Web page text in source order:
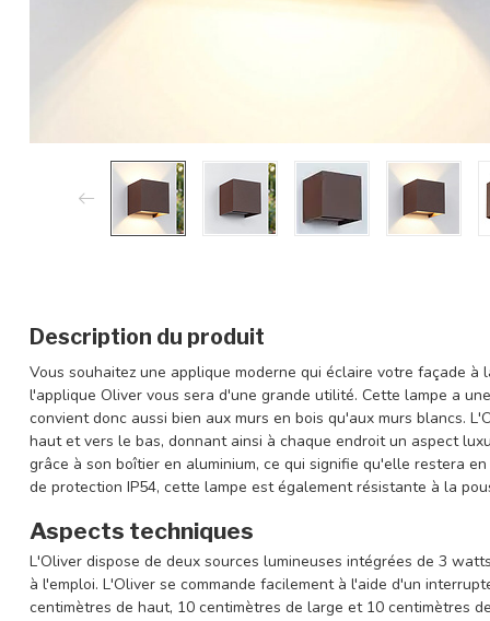
Description du produit
Vous souhaitez une applique moderne qui éclaire votre façade à
l'applique Oliver vous sera d'une grande utilité. Cette lampe a
convient donc aussi bien aux murs en bois qu'aux murs blancs.
haut et vers le bas, donnant ainsi à chaque endroit un aspect
grâce à son boîtier en aluminium, ce qui signifie qu'elle restera
de protection IP54, cette lampe est également résistante à la
Aspects techniques
L'Oliver dispose de deux sources lumineuses intégrées de 3
à l'emploi. L'Oliver se commande facilement à l'aide d'un
centimètres de haut, 10 centimètres de large et 10 centimètres